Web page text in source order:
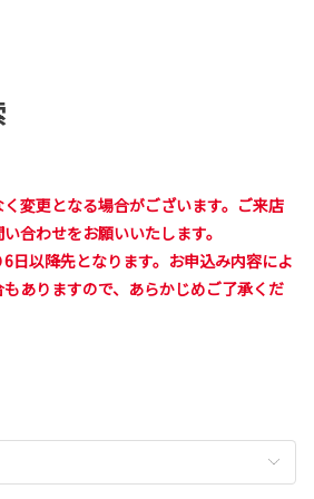
変更となる場合がございます。ご来店
合わせをお願いいたします。
日以降先となります。お申込み内容によ
ありますので、あらかじめご了承くだ